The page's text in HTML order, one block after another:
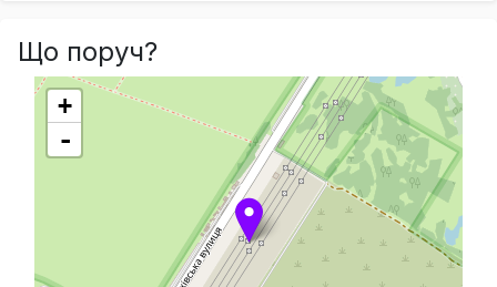
Що поруч?
+
-